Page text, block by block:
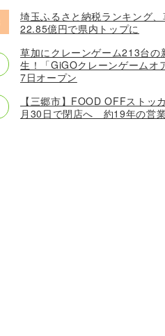
埼玉ふるさと納税ランキング
22.85億円で県内トップに
草加にクレーンゲーム213台の
生！「GiGOクレーンゲームオ
7日オープン
【三郷市】FOOD OFFストッ
月30日で閉店へ 約19年の営